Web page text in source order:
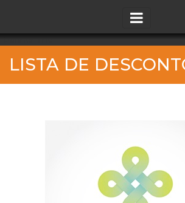
_banner_me_
LISTA DE